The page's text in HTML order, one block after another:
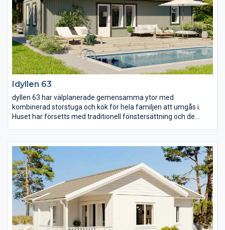
Idyllen 63
dyllen 63 har välplanerade gemensamma ytor med
kombinerad storstuga och kök för hela familjen att umgås i.
Huset har försetts med traditionell fönstersättning och de
också en större klädkammare vilket ger goda
förvaringsmöjligheter.